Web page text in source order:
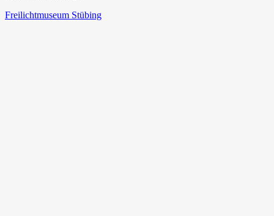
Freilichtmuseum Stübing